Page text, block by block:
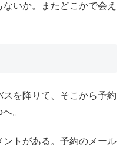
いか。またどこかで会え
を降りて、そこから予約
。
トがある。予約のメール